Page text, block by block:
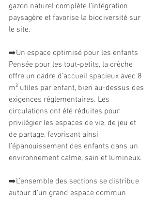
gazon naturel complète l’intégration
paysagère et favorise la biodiversité sur
le site.
➡️Un espace optimisé pour les enfants
Pensée pour les tout-petits, la crèche
offre un cadre d’accueil spacieux avec 8
m² utiles par enfant, bien au-dessus des
exigences réglementaires. Les
circulations ont été réduites pour
privilégier les espaces de vie, de jeu et
de partage, favorisant ainsi
l’épanouissement des enfants dans un
environnement calme, sain et lumineux.
➡️L’ensemble des sections se distribue
autour d’un grand espace commun